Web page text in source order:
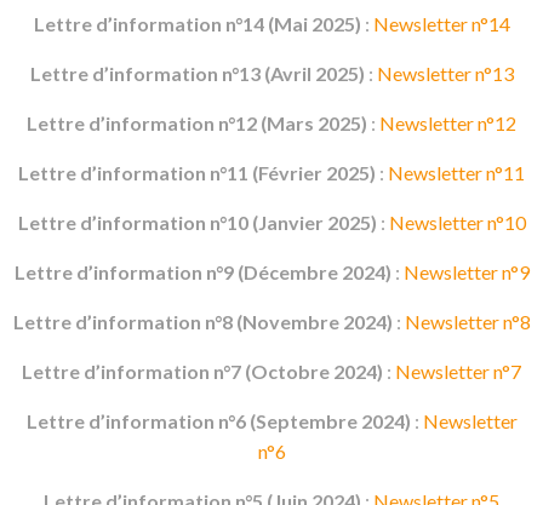
Lettre d’information n°14 (Mai 2025) : Newsletter n°14
Lettre d’information n°13 (Avril 2025) : Newsletter n°13
Lettre d’information n°12 (Mars 2025) : Newsletter n°12
Lettre d’information n°11 (Février 2025) : Newsletter n°11
Lettre d’information n°10 (Janvier 2025) : Newsletter n°10
Lettre d’information n°9 (Décembre 2024) : Newsletter n°9
Lettre d’information n°8 (Novembre 2024) : Newsletter n°8
Lettre d’information n°7 (Octobre 2024) : Newsletter n°7
Lettre d’information n°6 (Septembre 2024) : Newsletter
n°6